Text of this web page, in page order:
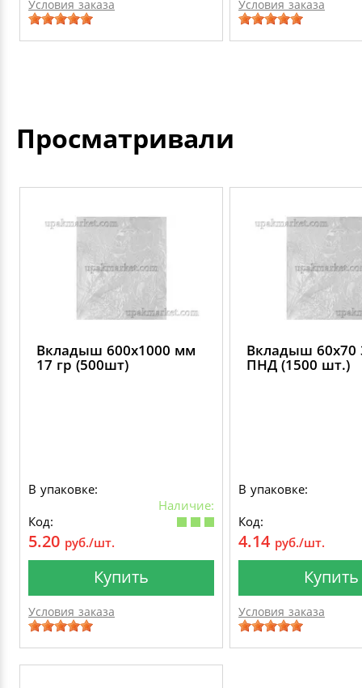
Условия заказа Условия заказа
Просматривали
Вкладыш 600х1000 мм
17 гр (500шт)
В упаковке:
Наличие:
Код:
5.20 руб./шт.
Купить
Условия заказа
Вкладыш 60х70
ПНД (1500 шт.)
В упаковке:
Код:
4.14 руб./шт.
Купить
Условия заказа